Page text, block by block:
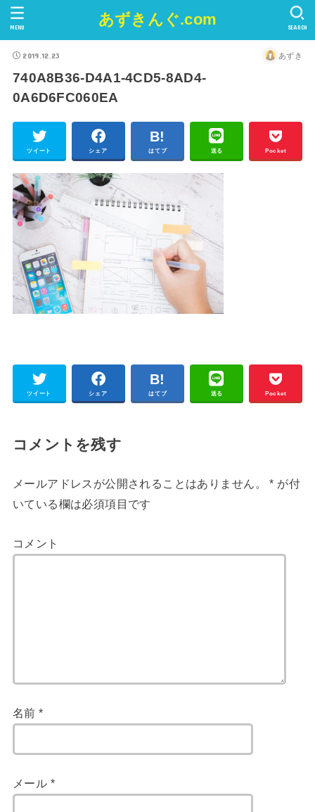
あずきんぐ.com SEARCH
MENU
2019.12.23 あずき
740A8B36-D4A1-4CD5-8AD4-
0A6D6FC060EA
ツイート シェア はてブ 送る Pocket
ツイート シェア はてブ 送る Pocket
コメントを残す
メールアドレスが公開されることはありません。 * が付
いている欄は必須項目です
コメント
名前*
メール *